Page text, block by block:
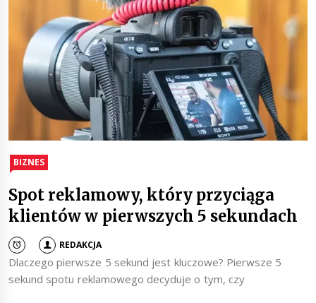
BIZNES
Spot reklamowy, który przyciąga
klientów w pierwszych 5 sekundach
REDAKCJA
Dlaczego pierwsze 5 sekund jest kluczowe? Pierwsze 5
sekund spotu reklamowego decyduje o tym, czy